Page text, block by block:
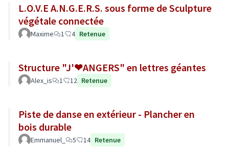
L.O.V.E A.N.G.E.R.S. sous forme de Sculpture
végétale connectée
Maxime 1 4 Retenue
Structure "J'❤ANGERS" en lettres géantes
Alex_is 1 12 Retenue
Piste de danse en extérieur - Plancher en
bois durable
Emmanuel_ 5 14 Retenue